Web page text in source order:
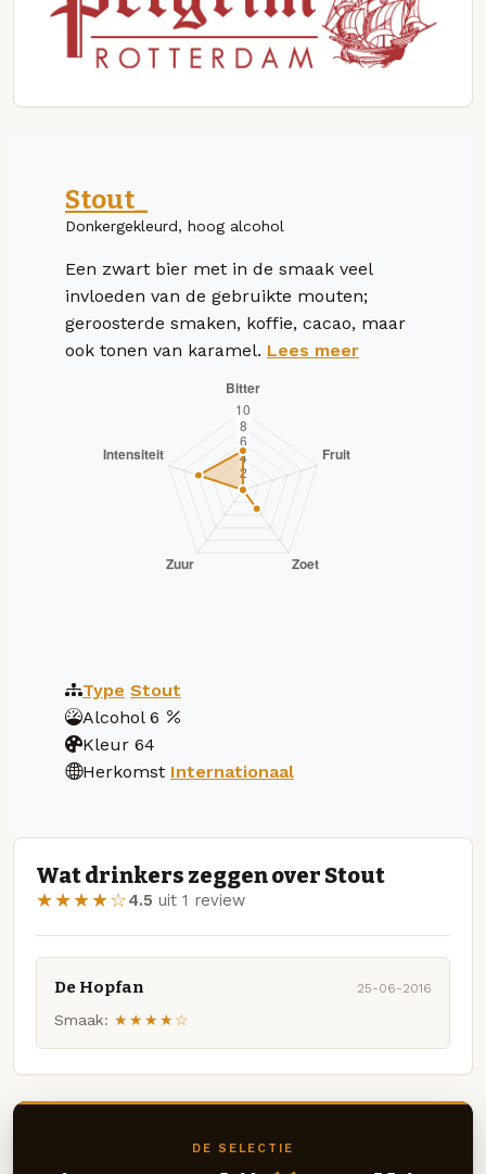
Stout_
Donkergekleurd, hoog alcohol
Een zwart bier met in de smaak veel
invloeden van de gebruikte mouten;
geroosterde smaken, koffie, cacao, maar
ook tonen van karamel. Lees meer
Type Stout
Alcohol 6
Kleur 64
Herkomst Internationaal
Wat drinkers zeggen over Stout
★★★★☆4.5 uit 1 review
De Hopfan 25-06-2016
Smaak: ★★★★☆
DE SELECTIE